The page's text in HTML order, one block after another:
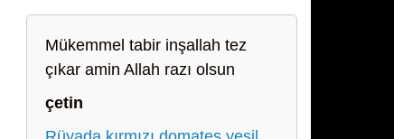
Mükemmel tabir inşallah tez
çıkar amin Allah razı olsun
çetin